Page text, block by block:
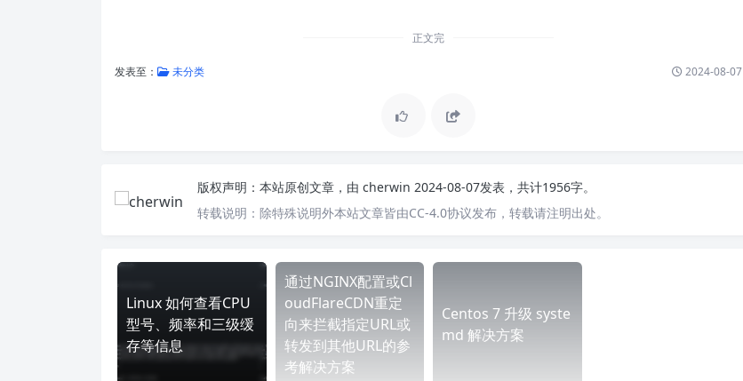
正文完
发表至： 未分类 2024-08-07
版权声明： 本站原创文章，由 cherwin 2024-08-07发表，共计1956字。
转载说明： 除特殊说明外本站文章皆由CC-4.0协议发布，转载请注明出处。
Linux 如何查看CPU
型号、频率和三级缓
存等信息
通过NGINX配置或Cl
oudFlareCDN重定
向来拦截指定URL或
转发到其他URL的参
考解决方案
Centos 7 升级 syste
md 解决方案